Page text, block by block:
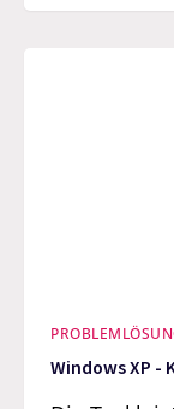
Windows XP -